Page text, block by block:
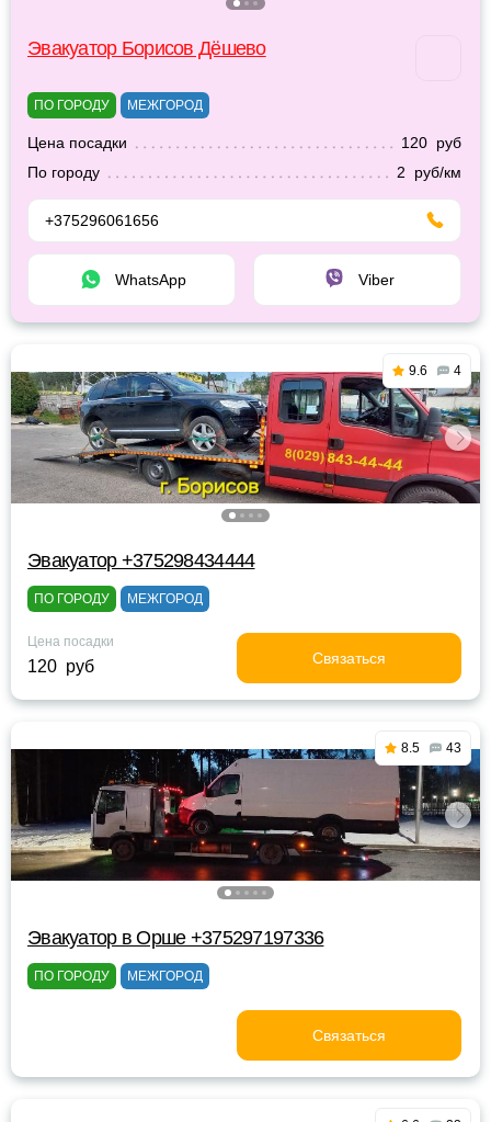
Эвакуатор Борисов Дёшево
ПО ГОРОДУ МЕЖГОРОД
Цена посадки
120 руб
По городу
2 руб/км
+375296061656
WhatsApp Viber
9.6 4
Эвакуатор +375298434444
ПО ГОРОДУ МЕЖГОРОД
Цена посадки
120 руб Связаться
8.5 43
Эвакуатор в Орше +375297197336
ПО ГОРОДУ МЕЖГОРОД
Связаться